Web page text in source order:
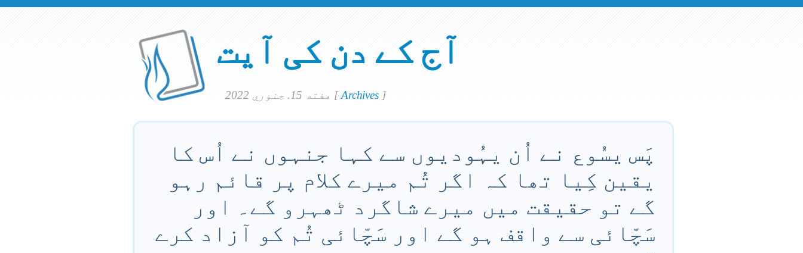
آج کے دن کی آیت
[Archives ]
پَس یسُوع نے اُن یہُودیوں سے کہا جنہوں نے اُس کا
یقین کِیا تھا کہ اگر تُم میرے کلام پر قائم رہو
گے تو حقیقت میں میرے شاگرد ٹھہرو گے۔ اور
سَچّائی سے واقف ہو گے اور سَچّائی تُم کو آزاد کرے